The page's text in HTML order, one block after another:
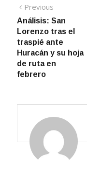
Navegación
de
entradas
Previous
post:
Análisis: San
Lorenzo tras el
traspié ante
Huracán y su hoja
de ruta en
febrero